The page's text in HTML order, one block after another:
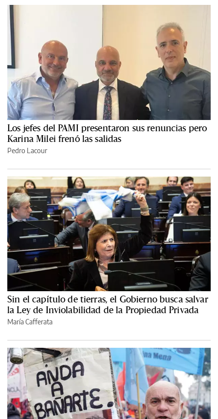
Los jefes del PAMI presentaron sus renuncias pero
Karina Milei frenó las salidas
Pedro Lacour
Sin el capítulo de tierras, el Gobierno busca salvar
la Ley de Inviolabilidad de la Propiedad Privada
María Cafferata